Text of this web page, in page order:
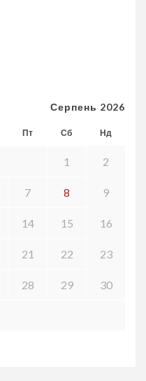
Серпень 2026
Пт Сб Нд
1 2
7 8 9
14 15 16
21 22 23
28 29 30